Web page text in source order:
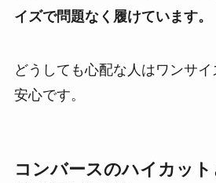
イズで問題なく履けています。
どうしても心配な人はワンサ
安心です。
コンバースのハイカッ